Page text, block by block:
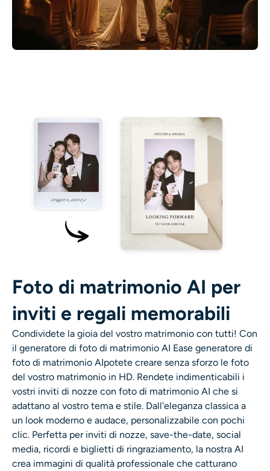
Foto di matrimonio AI per
inviti e regali memorabili
Condividete la gioia del vostro matrimonio con tutti! Con
il generatore di foto di matrimonio AI Ease generatore di
foto di matrimonio AIpotete creare senza sforzo le foto
del vostro matrimonio in HD. Rendete indimenticabili i
vostri inviti di nozze con foto di matrimonio AI che si
adattano al vostro tema e stile. Dall'eleganza classica a
un look moderno e audace, personalizzabile con pochi
clic. Perfetta per inviti di nozze, save-the-date, social
media, ricordi e biglietti di ringraziamento, la nostra AI
crea immagini di qualità professionale che catturano